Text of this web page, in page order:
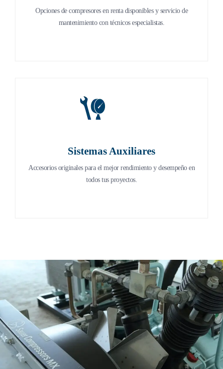
Opciones de compresores en renta disponibles y servicio de
mantenimiento con técnicos especialistas.
Opciones de compresores en renta disponibles y servicio de
mantenimiento con técnicos especialistas.
Sistemas Auxiliares
Accesorios originales para el mejor rendimiento y desempeño en
todos tus proyectos.
Sistemas Auxiliares
Accesorios originales para el mejor rendimiento y desempeño en
todos tus proyectos.